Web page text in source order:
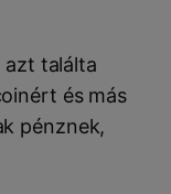
azt találta
és más
pénznek,